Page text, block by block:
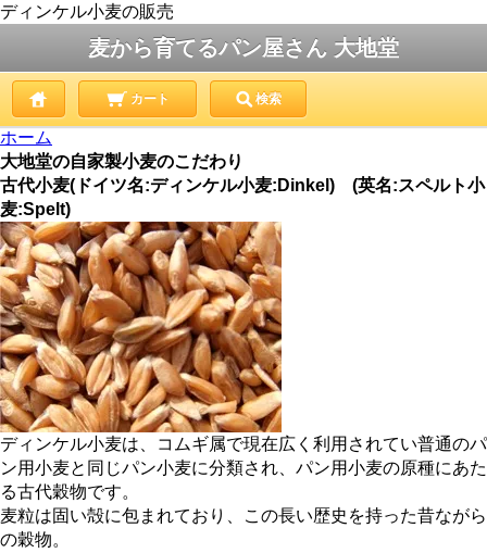
ディンケル小麦の販売
麦から育てるパン屋さん 大地堂
カート 検索
ホーム
大地堂の自家製小麦のこだわり
古代小麦(ドイツ名:ディンケル小麦:Dinkel) (英名:スペルト小
麦:Spelt)
ディンケル小麦は、コムギ属で現在広く利用されてい普通のパ
ン用小麦と同じパン小麦に分類され、パン用小麦の原種にあた
る古代穀物です。
麦粒は固い殻に包まれており、この長い歴史を持った昔ながら
の穀物。